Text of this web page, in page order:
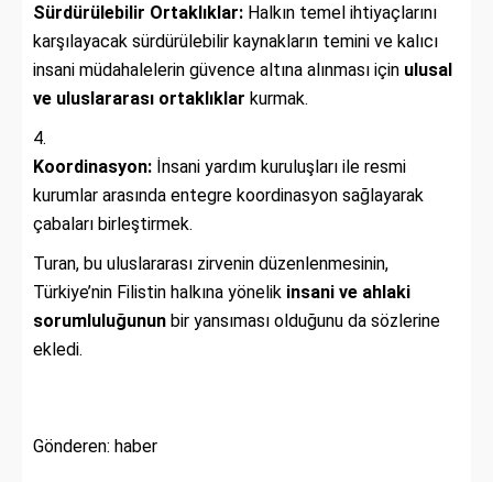
Sürdürülebilir Ortaklıklar: Halkın temel ihtiyaçlarını
karşılayacak sürdürülebilir kaynakların temini ve kalıcı
insani müdahalelerin güvence altına alınması için ulusal
ve uluslararası ortaklıklar kurmak.
Koordinasyon: İnsani yardım kuruluşları ile resmi
kurumlar arasında entegre koordinasyon sağlayarak
çabaları birleştirmek.
Turan, bu uluslararası zirvenin düzenlenmesinin,
Türkiye’nin Filistin halkına yönelik insani ve ahlaki
sorumluluğunun bir yansıması olduğunu da sözlerine
ekledi.
Gönderen: haber